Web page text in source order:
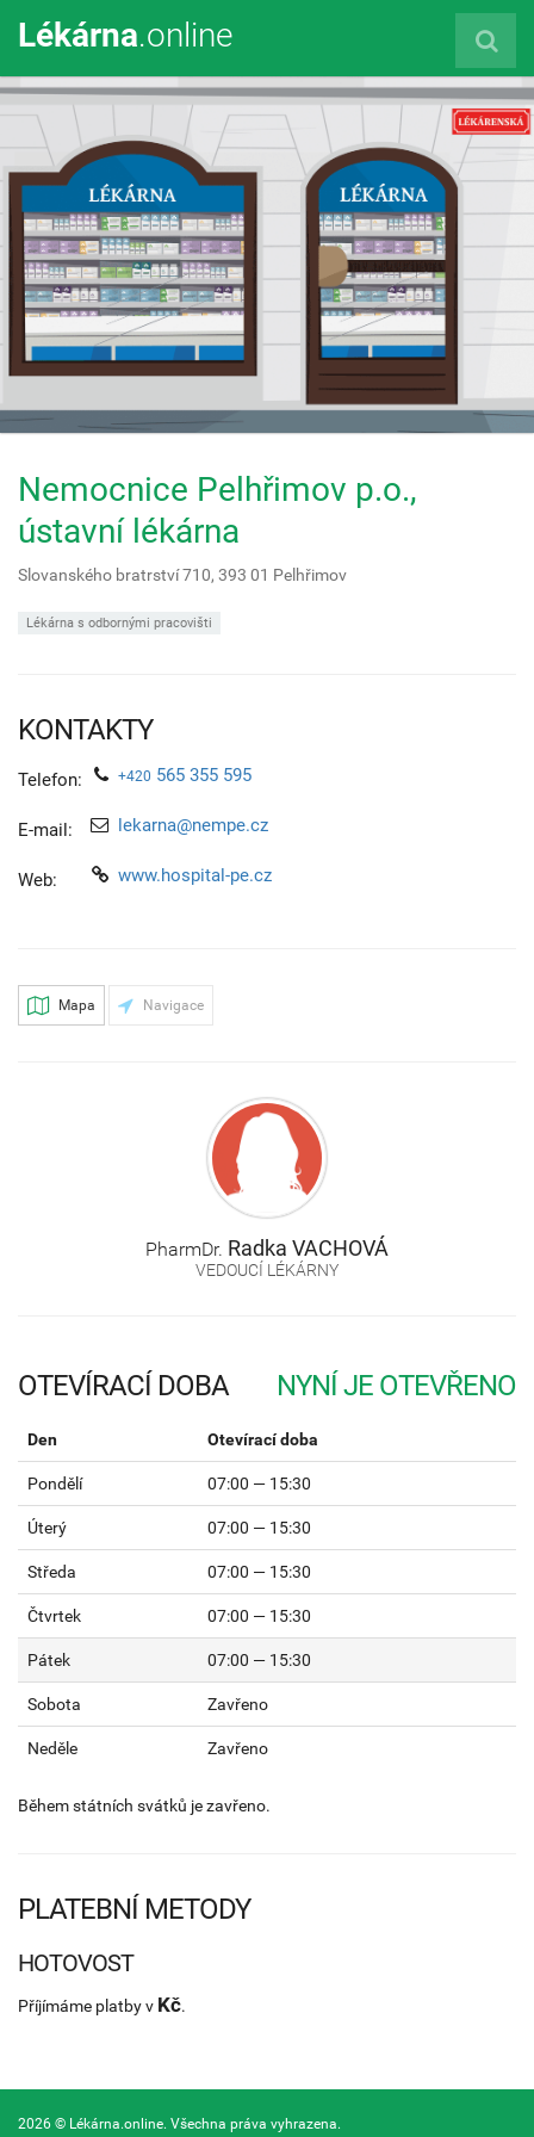
Lékárna.online
Nemocnice Pelhřimov p.o.,
ústavní lékárna
Slovanského bratrství 710, 393 01 Pelhřimov
Lékárna s odbornými pracovišti
KONTAKTY
Telefon: +420 565 355 595
E-mail: lekarna@nempe.cz
Web: www.hospital-pe.cz
Mapa Navigace
PharmDr. Radka VACHOVÁ
VEDOUCÍ LÉKÁRNY
OTEVÍRACÍ DOBA
Den Otevírací doba
Pondělí 07:00 — 15:30
Úterý 07:00 — 15:30
Středa 07:00 — 15:30
Čtvrtek 07:00 — 15:30
Pátek 07:00 — 15:30
Sobota Zavřeno
Neděle Zavřeno
Během státních svátků je zavřeno.
PLATEBNÍ METODY
HOTOVOST
Příjímáme platby v Kč.
2026 © Lékárna.online. Všechna práva vyhrazena.